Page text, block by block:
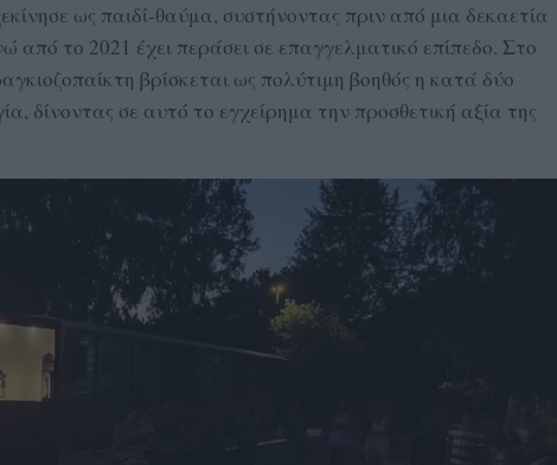
ως παιδί-θαύμα, συστήνοντας πριν από μια δεκαετία
από το 2021 έχει περάσει σε επαγγελματικό επίπεδο. Στο
βρίσκεται ως πολύτιμη βοηθός η κατά δύο
δίνοντας σε αυτό το εγχείρημα την προσθετική αξία της